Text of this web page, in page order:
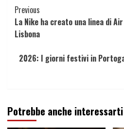
Continue
Reading
Previous
La Nike ha creato una linea di
Lisbona
2026: I giorni festivi in
Potrebbe anche interessarti